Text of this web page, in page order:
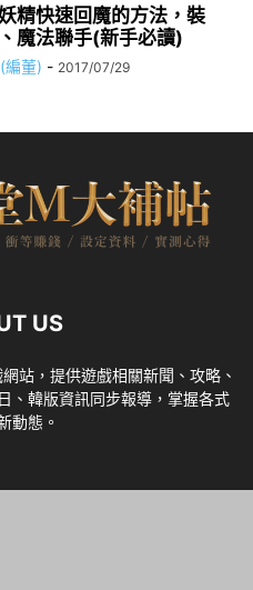
精快速回魔的方法，裝
魔法聯手(新手必讀)
編董) - 2017/07/29
US
站，提供遊戲相關新聞、攻略、
、韓版資訊同步報導，掌握各式
動態。